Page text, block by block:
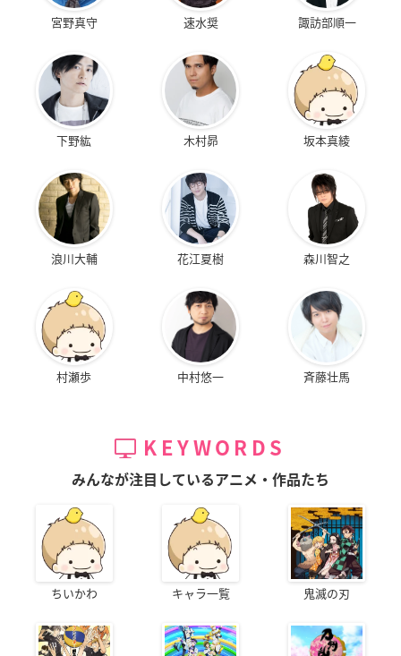
宮野真守 速水奨 諏訪部順一
下野紘 木村昴 坂本真綾
浪川大輔 花江夏樹 森川智之
村瀬歩 中村悠一 斉藤壮馬
KEYWORDS
みんなが注目しているアニメ・作品たち
ちいかわ キャラ一覧 鬼滅の刃